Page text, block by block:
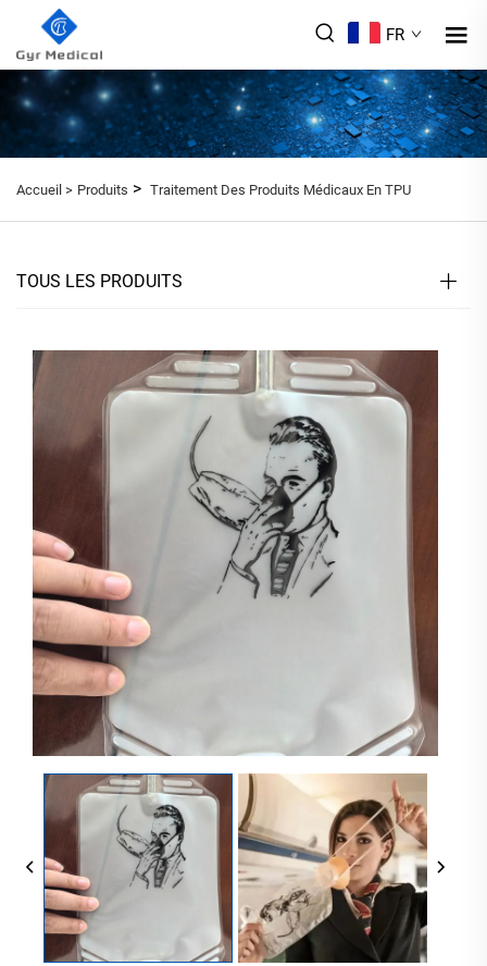
FR
Accueil > Produits > Traitement Des Produits Médicaux En TPU
TOUS LES PRODUITS